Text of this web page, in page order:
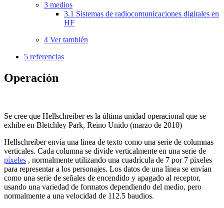
3 medios
3.1 Sistemas de radiocomunicaciones digitales en
HF
4 Ver también
5 referencias
Operación
Se cree que Hellschreiber es la última unidad operacional que se
exhibe en Bletchley Park, Reino Unido (marzo de 2010)
Hellschreiber envía una línea de texto como una serie de columnas
verticales. Cada columna se divide verticalmente en una serie de
píxeles , normalmente utilizando una cuadrícula de 7 por 7 píxeles
para representar a los personajes. Los datos de una línea se envían
como una serie de señales de encendido y apagado al receptor,
usando una variedad de formatos dependiendo del medio, pero
normalmente a una velocidad de 112.5 baudios.